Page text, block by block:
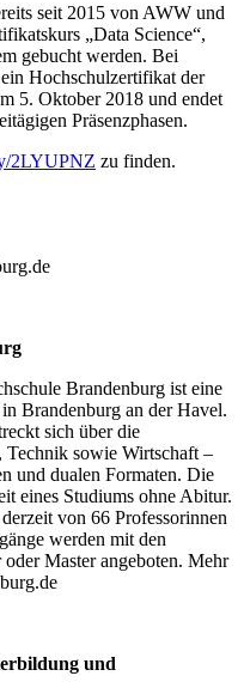
seit 2015 von AWW und
„Data Science“,
gebucht werden. Bei
Hochschulzertifikat der
5. Oktober 2018 und endet
Präsenzphasen.
2LYUPNZ zu finden.
Brandenburg ist eine
Brandenburg an der Havel.
sich über die
sowie Wirtschaft –
und dualen Formaten. Die
eines Studiums ohne Abitur.
von 66 Professorinnen
werden mit den
Master angeboten. Mehr
und